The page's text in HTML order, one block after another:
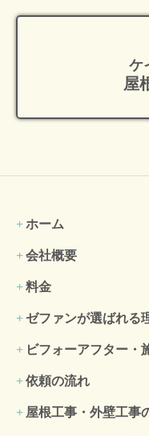
ケ
屋
ホーム
会社概要
料金
ゼファンが選ばれる
ビフォーアフター・
依頼の流れ
屋根工事・外壁工事